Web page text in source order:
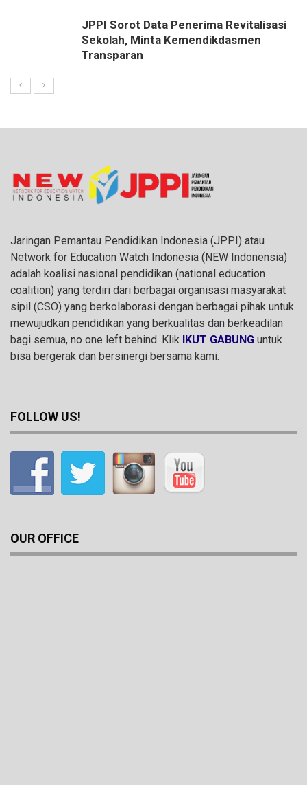
JPPI Sorot Data Penerima Revitalisasi
Sekolah, Minta Kemendikdasmen
Transparan
Jaringan Pemantau Pendidikan Indonesia (JPPI) atau
Network for Education Watch Indonesia (NEW Indonensia)
adalah koalisi nasional pendidikan (national education
coalition) yang terdiri dari berbagai organisasi masyarakat
sipil (CSO) yang berkolaborasi dengan berbagai pihak untuk
mewujudkan pendidikan yang berkualitas dan berkeadilan
bagi semua, no one left behind. Klik IKUT GABUNG untuk
bisa bergerak dan bersinergi bersama kami.
FOLLOW US!
OUR OFFICE